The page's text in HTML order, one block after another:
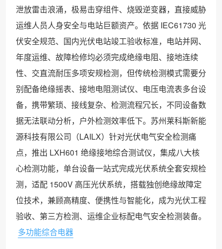
泄放雷击浪涌，极易击穿组件、烧毁逆变器，直接威胁
运维人员人身安全与电站巨额资产。依据 IEC61730 光
伏安全规范、国内光伏电站竣工验收标准，电站并网、
年度运维、故障检修均必须完成绝缘电阻、接地连续
性、交直流耐压多项安规检测，但传统检测模式需要分
别配备绝缘摇表、接地电阻测试仪、电压电流表多台设
备，携带繁琐、接线复杂、检测流程冗长，不同设备数
据无法联动分析，户外检测效率低下。苏州莱科斯新能
源科技有限公司（LAILX）针对光伏电气安全检测痛
点，推出 LXH601 绝缘接地综合测试仪，集成八大核
心检测功能，单台设备一站式完成光伏系统全套安规检
测，适配 1500V 高压光伏系统，搭载独创绝缘故障定
位技术，兼顾高精度、便携性与智能化，成为光伏工程
验收、第三方检测、运维企业标配电气安全检测装备。
多功能综合电器